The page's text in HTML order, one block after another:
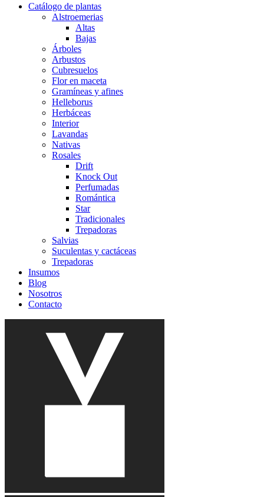
Catálogo de plantas
Alstroemerias
Altas
Bajas
Árboles
Arbustos
Cubresuelos
Flor en maceta
Gramíneas y afines
Helleborus
Herbáceas
Interior
Lavandas
Nativas
Rosales
Drift
Knock Out
Perfumadas
Romántica
Star
Tradicionales
Trepadoras
Salvias
Suculentas y cactáceas
Trepadoras
Insumos
Blog
Nosotros
Contacto